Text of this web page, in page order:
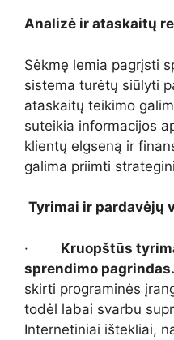
Analizė ir ataskaitų
Sėkmę lemia pagrįsti
sistema turėtų siūlyti
ataskaitų teikimo
suteikia informacijos
klientų elgseną ir
galima priimti
Tyrimai ir pardavėjų
· Kruopštūs
sprendimo pagrindas.
skirti programinės
todėl labai svarbu
Internetiniai ištekliai,